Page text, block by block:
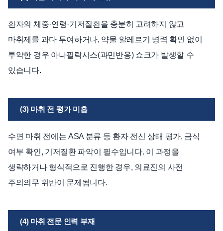
환자의 체중·연령·기저질환을 충분히 고려하지 않고
마취제를 과다 투여하거나, 약물 알레르기 병력 확인 없이
투약한 경우 아나필락시스(과민반응) 쇼크가 발생할 수
있습니다.
(3) 마취 전 평가 미흡
수면 마취 전에는 ASA 분류 등 환자 전신 상태 평가, 금식
여부 확인, 기저질환 파악이 필수입니다. 이 과정을
생략하거나 형식적으로 진행한 경우, 의료진의 사전
주의의무 위반이 문제됩니다.
(4) 마취 전문 인력 부재